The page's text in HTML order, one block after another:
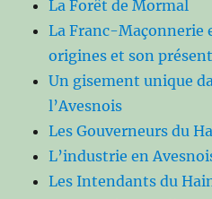
La Forêt de Mormal
La Franc-Maçonnerie
origines et son présent
Un gisement unique
l’Avesnois
Les Gouverneurs du
L’industrie en
Les Intendants du